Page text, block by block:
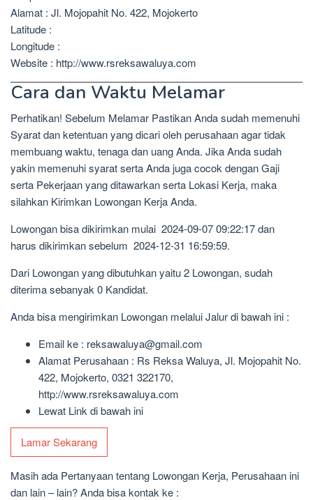
Alamat : Jl. Mojopahit No. 422, Mojokerto
Latitude :
Longitude :
Website : http://www.rsreksawaluya.com
Cara dan Waktu Melamar
Perhatikan! Sebelum Melamar Pastikan Anda sudah memenuhi
Syarat dan ketentuan yang dicari oleh perusahaan agar tidak
membuang waktu, tenaga dan uang Anda. Jika Anda sudah
yakin memenuhi syarat serta Anda juga cocok dengan Gaji
serta Pekerjaan yang ditawarkan serta Lokasi Kerja, maka
silahkan Kirimkan Lowongan Kerja Anda.
Lowongan bisa dikirimkan mulai 2024-09-07 09:22:17 dan
harus dikirimkan sebelum 2024-12-31 16:59:59.
Dari Lowongan yang dibutuhkan yaitu 2 Lowongan, sudah
diterima sebanyak 0 Kandidat.
Anda bisa mengirimkan Lowongan melalui Jalur di bawah ini :
Email ke : reksawaluya@gmail.com
Alamat Perusahaan : Rs Reksa Waluya, Jl. Mojopahit No.
422, Mojokerto, 0321 322170,
http://www.rsreksawaluya.com
Lewat Link di bawah ini
Lamar Sekarang
Masih ada Pertanyaan tentang Lowongan Kerja, Perusahaan ini
dan lain – lain? Anda bisa kontak ke :